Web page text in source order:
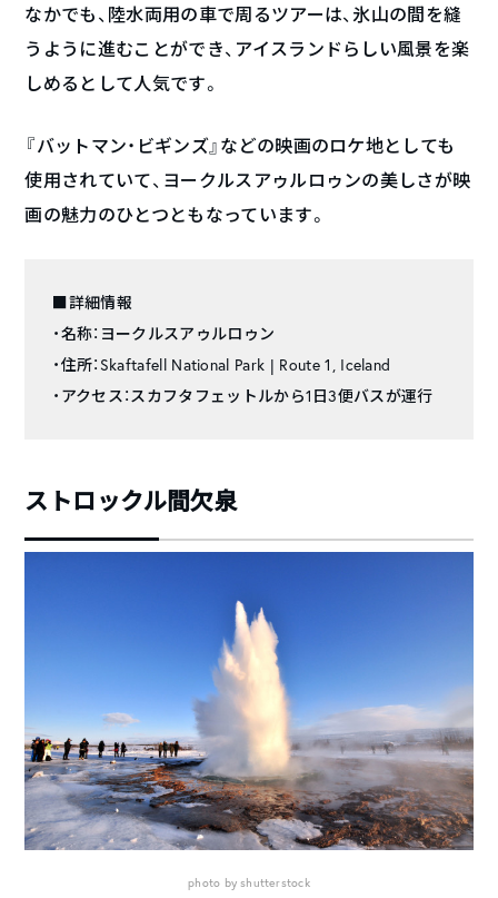
なかでも、陸水両用の車で周るツアーは、氷山の間を縫
うように進むことができ、アイスランドらしい風景を楽
しめるとして人気です。
『バットマン・ビギンズ』などの映画のロケ地としても
使用されていて、ヨークルスアゥルロゥンの美しさが映
画の魅力のひとつともなっています。
■詳細情報
・名称：ヨークルスアゥルロゥン
・住所：Skaftafell National Park | Route 1, Iceland
・アクセス：スカフタフェットルから1日3便バスが運行
ストロックル間欠泉
photo by shutterstock